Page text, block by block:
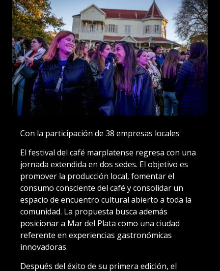
Con la participación de 38 empresas locales
El festival del café marplatense regresa con una
jornada extendida en dos sedes. El objetivo es
promover la producción local, fomentar el
consumo consciente del café y consolidar un
espacio de encuentro cultural abierto a toda la
comunidad. La propuesta busca además
posicionar a Mar del Plata como una ciudad
referente en experiencias gastronómicas
innovadoras.
Después del éxito de su primera edición, el